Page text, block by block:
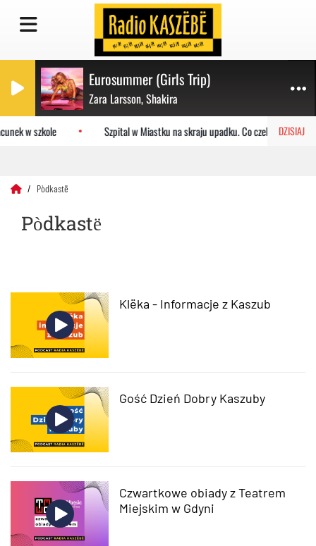
Eurosummer (Girls Trip)
Zara Larsson, Shakira
DZISIAJ
w szkole Szpital w Miastku na skraju upadku. Co czeka placówkę?
Pòdkastë
Pòdkastë
Klëka - Informacje z Kaszub
Gość Dzień Dobry Kaszuby
Czwartkowe obiady z Teatrem
Miejskim w Gdyni